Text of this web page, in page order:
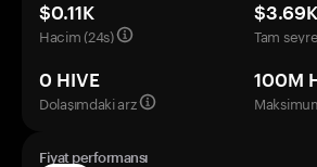
$0.11K
Hacim (24s)
$3.69K
0 HIVE
Dolaşımdaki arz
100M
Fiyat performansı